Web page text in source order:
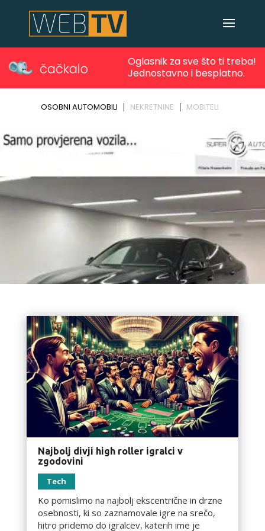
Najbolj divji high roller igralci v
zgodovini
Tech
Ko pomislimo na najbolj ekscentrične in drzne
osebnosti, ki so zaznamovale igre na srečo,
hitro pridemo do igralcev, katerih ime je